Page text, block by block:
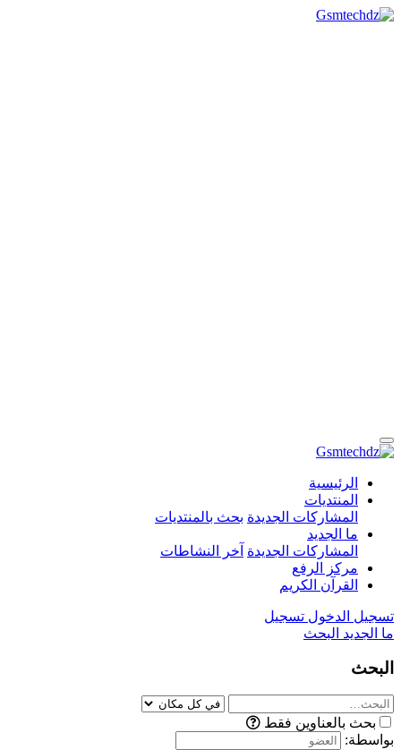
الرئيسية
المنتديات
المشاركات الجديدة بحث بالمنتديات
ما الجديد
المشاركات الجديدة آخر النشاطات
مركز الرفع
القرآن الكريم
تسجيل الدخول تسجيل
ما الجديد البحث
البحث
بحث بالعناوين فقط
بواسطة: